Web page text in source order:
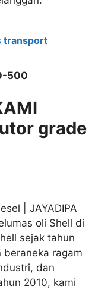
transport
500
grade
| JAYADIPA
oli Shell di
sejak tahun
beraneka ragam
dan
2010, kami